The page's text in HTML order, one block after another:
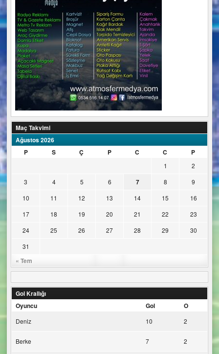
Maç Takvimi
Ağustos 2026
P
S Ç P C C P
« Tem
1
2
3
4 5 6 7 8
9
10
11 12 13 14 15
16
17
18 19 20 21 22
23
24
25 26 27 28 29
30
31
Gol Krallığı
Oyuncu
Gol O
Deniz 10 2
Berke 7 2